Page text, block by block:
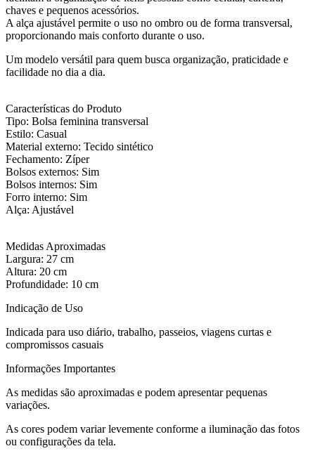
chaves e pequenos acessórios.
A alça ajustável permite o uso no ombro ou de forma transversal,
proporcionando mais conforto durante o uso.
Um modelo versátil para quem busca organização, praticidade e
facilidade no dia a dia.
Características do Produto
Tipo: Bolsa feminina transversal
Estilo: Casual
Material externo: Tecido sintético
Fechamento: Zíper
Bolsos externos: Sim
Bolsos internos: Sim
Forro interno: Sim
Alça: Ajustável
Medidas Aproximadas
Largura: 27 cm
Altura: 20 cm
Profundidade: 10 cm
Indicação de Uso
Indicada para uso diário, trabalho, passeios, viagens curtas e
compromissos casuais
Informações Importantes
As medidas são aproximadas e podem apresentar pequenas
variações.
As cores podem variar levemente conforme a iluminação das fotos
ou configurações da tela.